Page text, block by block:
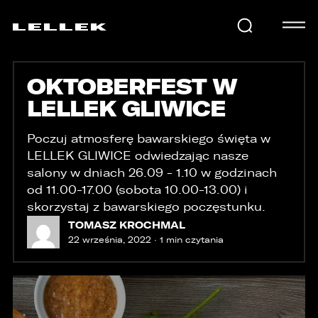
SAMOCHODY
USŁUGI
AKTUALNOŚCI
KARIERA
E-LELLEK
OKTOBERFEST W
LELLEK GLIWICE
Poczuj atmosferę bawarskiego święta w
LELLEK GLIWICE odwiedzając nasze
salony w dniach 26.09 - 1.10 w godzinach
od 11.00-17.00 (sobota 10.00-13.00) i
skorzystaj z bawarskiego poczęstunku.
TOMASZ KROCHMAL
22 września, 2022 · 1 min czytania